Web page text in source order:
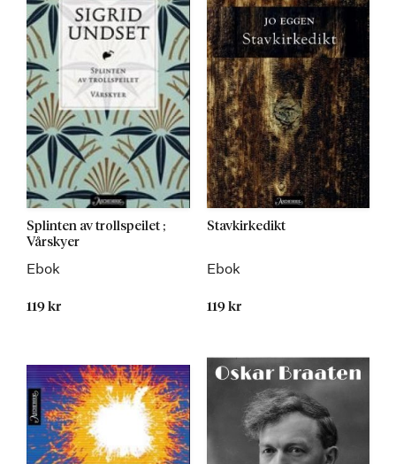
Splinten av trollspeilet ;
Vårskyer
Ebok
119 kr
Stavkirkedikt
Ebok
119 kr